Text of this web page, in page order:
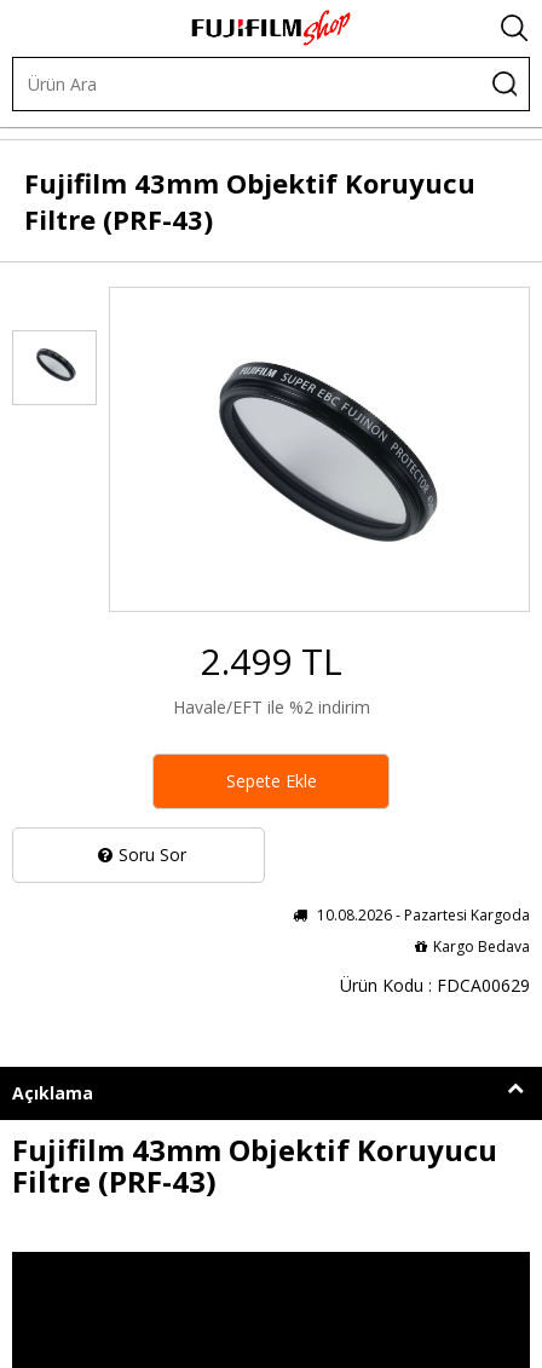
Fujifilm 43mm Objektif Koruyucu
Filtre (PRF-43)
Soru Sor
2.499 TL
Havale/EFT ile %2 indirim
10.08.2026 - Pazartesi Kargoda
Kargo Bedava
Ürün Kodu : FDCA00629
Sepete Ekle
Açıklama
Fujifilm 43mm Objektif Koruyucu
Filtre (PRF-43)